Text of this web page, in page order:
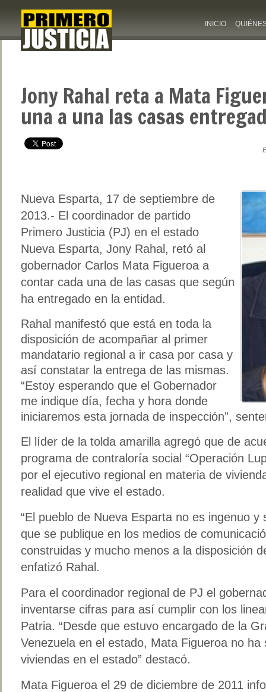
INICIO
Jony Rahal reta a Mata
una a una las casas
Nueva Esparta, 17 de septiembre de
2013.- El coordinador de partido
Primero Justicia (PJ) en el estado
Nueva Esparta, Jony Rahal, retó al
gobernador Carlos Mata Figueroa a
contar cada una de las casas que según
ha entregado en la entidad.
Rahal manifestó que está en toda la
disposición de acompañar al primer
mandatario regional a ir casa por casa y
así constatar la entrega de las mismas.
“Estoy esperando que el Gobernador
me indique día, fecha y hora donde
iniciaremos esta jornada de inspección”,
El líder de la tolda amarilla agregó que de
programa de contraloría social “Operación
por el ejecutivo regional en materia de
realidad que vive el estado.
“El pueblo de Nueva Esparta no es ingenuo
que se publique en los medios de
construidas y mucho menos a la disposición
enfatizó Rahal.
Para el coordinador regional de PJ el
inventarse cifras para así cumplir con los
Patria. “Desde que estuvo encargado de la
Venezuela en el estado, Mata Figueroa no ha
viviendas en el estado” destacó.
Mata Figueroa el 29 de diciembre de 2011